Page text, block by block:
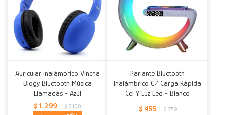
Auricular Inalámbrico Vincha
Blogy Bluetooth Música
Llamadas - Azul
$ 1.299 $ 2.100
Parlante Bluetooth
Inalámbrico C/ Carga Rápida
Cel Y Luz Led - Blanco
$ 455 $ 759